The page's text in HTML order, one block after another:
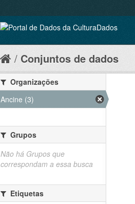
Conjuntos de dados
Organizações
Ancine (3)
Grupos
Não há Grupos que
correspondam a essa busca
Etiquetas